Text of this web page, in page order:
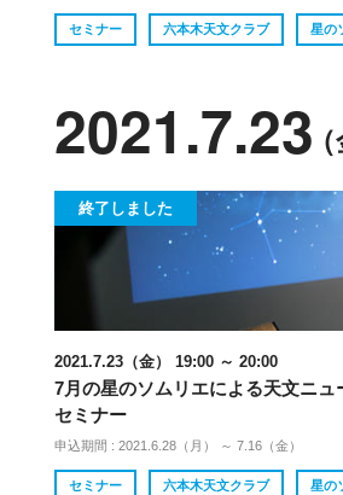
セミナー 六本木天文クラブ 星の
2021.7.23（
終了しました
2021.7.23（金） 19:00 ～ 20:00
7月の星のソムリエによる天文ニ
セミナー
申込期間 : 2021.6.28（月） ～ 7.16（金）
セミナー 六本木天文クラブ 星の